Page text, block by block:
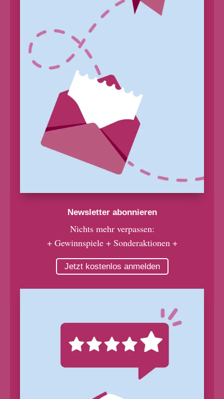
Newsletter abonnieren
Nichts mehr verpassen:
+ Gewinnspiele + Sonderaktionen +
Jetzt kostenlos anmelden